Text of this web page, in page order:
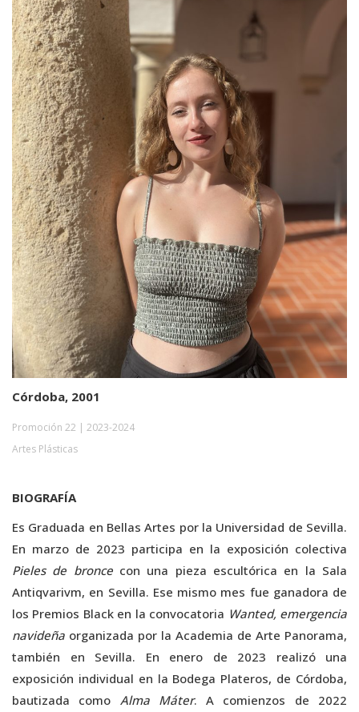
Córdoba, 2001
Promoción 22 | 2023-2024
Artes Plásticas
BIOGRAFÍA
Es Graduada en Bellas Artes por la Universidad de Sevilla.
En marzo de 2023 participa en la exposición colectiva
Pieles de broncecon una pieza escultórica en la Sala
Antiqvarivm, en Sevilla. Ese mismo mes fue ganadora de
los Premios Black en la convocatoria Wanted, emergencia
navideña organizada por la Academia de Arte Panorama,
también en Sevilla. En enero de 2023 realizó una
exposición individual en la Bodega Plateros, de Córdoba,
bautizada como Alma Máter. A comienzos de 2022